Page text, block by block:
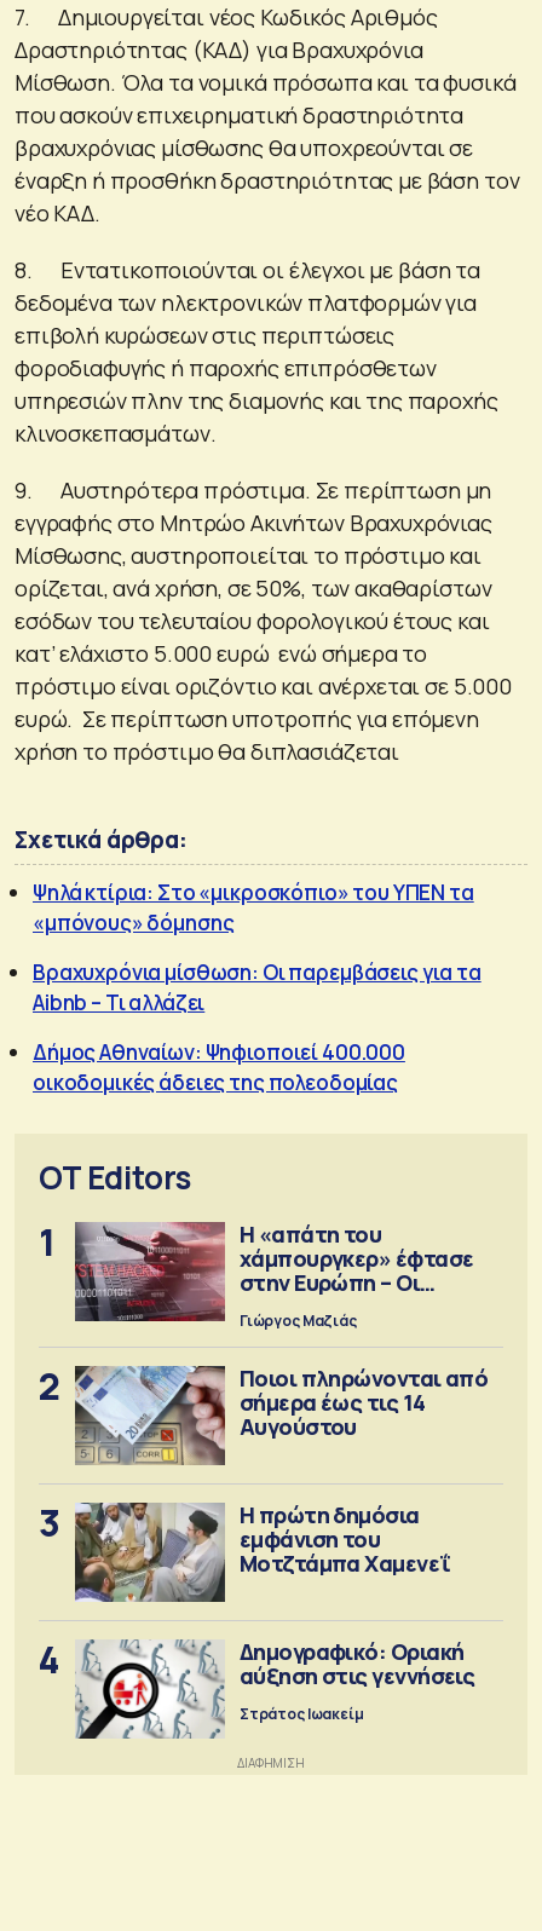
7. Δημιουργείται νέος Κωδικός Αριθμός
Δραστηριότητας (ΚΑΔ) για Βραχυχρόνια
Μίσθωση. Όλα τα νομικά πρόσωπα και τα φυσικά
που ασκούν επιχειρηματική δραστηριότητα
βραχυχρόνιας μίσθωσης θα υποχρεούνται σε
έναρξη ή προσθήκη δραστηριότητας με βάση τον
νέο ΚΑΔ.
8. Εντατικοποιούνται οι έλεγχοι με βάση τα
δεδομένα των ηλεκτρονικών πλατφορμών για
επιβολή κυρώσεων στις περιπτώσεις
φοροδιαφυγής ή παροχής επιπρόσθετων
υπηρεσιών πλην της διαμονής και της παροχής
κλινοσκεπασμάτων.
9. Αυστηρότερα πρόστιμα. Σε περίπτωση μη
εγγραφής στο Μητρώο Ακινήτων Βραχυχρόνιας
Μίσθωσης, αυστηροποιείται το πρόστιμο και
ορίζεται, ανά χρήση, σε 50%, των ακαθαρίστων
εσόδων του τελευταίου φορολογικού έτους και
κατ’ ελάχιστο 5.000 ευρώ ενώ σήμερα το
πρόστιμο είναι οριζόντιο και ανέρχεται σε 5.000
ευρώ. Σε περίπτωση υποτροπής για επόμενη
χρήση το πρόστιμο θα διπλασιάζεται
Σχετικά άρθρα:
Ψηλά κτίρια: Στο «μικροσκόπιο» του ΥΠΕΝ τα
«μπόνους» δόμησης
Βραχυχρόνια μίσθωση: Οι παρεμβάσεις για τα
Aibnb – Τι αλλάζει
Δήμος Αθηναίων: Ψηφιοποιεί 400.000
οικοδομικές άδειες της πολεοδομίας
OT Editors
1
Η «απάτη του
χάμπουργκερ» έφτασε
στην Ευρώπη – Οι
προειδοποιήσεις
Γιώργος Μαζιάς
2
Ποιοι πληρώνονται από
σήμερα έως τις 14
Αυγούστου
3
Η πρώτη δημόσια
εμφάνιση του
Μοτζτάμπα Χαμενεΐ
4
Δημογραφικό: Οριακή
αύξηση στις γεννήσεις
Στράτος Ιωακείμ